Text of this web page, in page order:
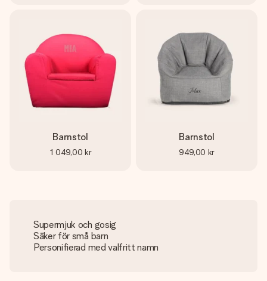
Barnstol
1 049,00 kr
Barnstol
949,00 kr
Supermjuk och gosig
Säker för små barn
Personifierad med valfritt namn